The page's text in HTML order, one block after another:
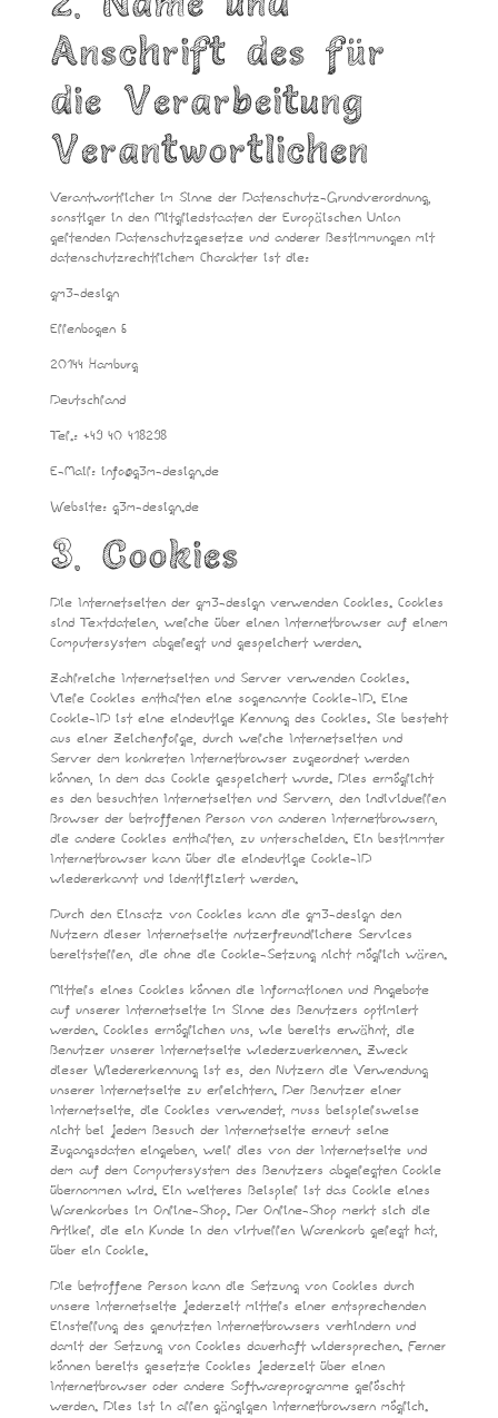
Anschrift des für
die Verarbeitung
Verantwortlichen
Verantwortlicher im Sinne der Datenschutz-Grundverordnung,
sonstiger in den Mitgliedstaaten der Europäischen Union
geltenden Datenschutzgesetze und anderer Bestimmungen mit
datenschutzrechtlichem Charakter ist die:
gm3-design
Ellenbogen 6
20144 Hamburg
Deutschland
Tel.: +49 40 418298
E-Mail: info@g3m-design.de
Website: g3m-design.de
3. Cookies
Die Internetseiten der gm3-design verwenden Cookies. Cookies
sind Textdateien, welche über einen Internetbrowser auf einem
Computersystem abgelegt und gespeichert werden.
Zahlreiche Internetseiten und Server verwenden Cookies.
Viele Cookies enthalten eine sogenannte Cookie-ID. Eine
Cookie-ID ist eine eindeutige Kennung des Cookies. Sie besteht
aus einer Zeichenfolge, durch welche Internetseiten und
Server dem konkreten Internetbrowser zugeordnet werden
können, in dem das Cookie gespeichert wurde. Dies ermöglicht
es den besuchten Internetseiten und Servern, den individuellen
Browser der betroffenen Person von anderen Internetbrowsern,
die andere Cookies enthalten, zu unterscheiden. Ein bestimmter
Internetbrowser kann über die eindeutige Cookie-ID
wiedererkannt und identifiziert werden.
Durch den Einsatz von Cookies kann die gm3-design den
Nutzern dieser Internetseite nutzerfreundlichere Services
bereitstellen, die ohne die Cookie-Setzung nicht möglich wären.
Mittels eines Cookies können die Informationen und Angebote
auf unserer Internetseite im Sinne des Benutzers optimiert
werden. Cookies ermöglichen uns, wie bereits erwähnt, die
Benutzer unserer Internetseite wiederzuerkennen. Zweck
dieser Wiedererkennung ist es, den Nutzern die Verwendung
unserer Internetseite zu erleichtern. Der Benutzer einer
Internetseite, die Cookies verwendet, muss beispielsweise
nicht bei jedem Besuch der Internetseite erneut seine
Zugangsdaten eingeben, weil dies von der Internetseite und
dem auf dem Computersystem des Benutzers abgelegten Cookie
übernommen wird. Ein weiteres Beispiel ist das Cookie eines
Warenkorbes im Online-Shop. Der Online-Shop merkt sich die
Artikel, die ein Kunde in den virtuellen Warenkorb gelegt hat,
über ein Cookie.
Die betroffene Person kann die Setzung von Cookies durch
unsere Internetseite jederzeit mittels einer entsprechenden
Einstellung des genutzten Internetbrowsers verhindern und
damit der Setzung von Cookies dauerhaft widersprechen. Ferner
können bereits gesetzte Cookies jederzeit über einen
Internetbrowser oder andere Softwareprogramme gelöscht
werden. Dies ist in allen gängigen Internetbrowsern möglich.